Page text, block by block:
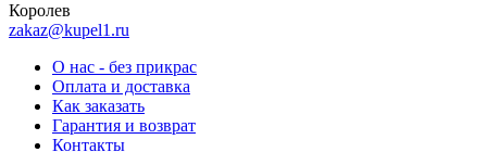
Королев
zakaz@kupel1.ru
О нас - без прикрас
Оплата и доставка
Как заказать
Гарантия и возврат
Контакты